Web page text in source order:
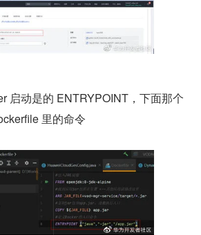
启动是的 ENTRYPOINT，下面那个
里的命令